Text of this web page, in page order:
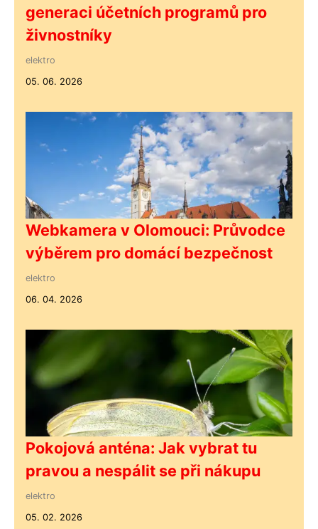
generaci účetních programů pro
živnostníky
elektro
05. 06. 2026
Webkamera v Olomouci: Průvodce
výběrem pro domácí bezpečnost
elektro
06. 04. 2026
Pokojová anténa: Jak vybrat tu
pravou a nespálit se při nákupu
elektro
05. 02. 2026